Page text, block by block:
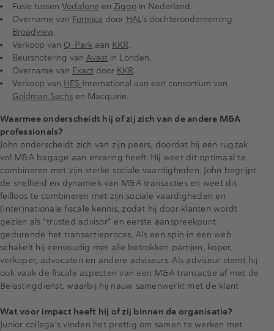
Fusie tussen Vodafone en Ziggo in Nederland.
Overname van Formica door HAL's dochteronderneming
Broadview.
Verkoop van Q-Park aan KKR.
Beursnotering van Avast in Londen.
Overname van Exact door KKR.
Verkoop van HES International aan een consortium van
Goldman Sachs en Macquirie.
Waarmee onderscheidt hij of zij zich van de andere M&A
professionals?
John onderscheidt zich van zijn peers, doordat hij een rugzak
vol M&A bagage aan ervaring heeft. Hij weet dit optimaal te
combineren met zijn sterke sociale vaardigheden. John begrijpt
de snelheid en dynamiek van M&A transacties en weet dit
feilloos te combineren met zijn sociale vaardigheden en
(inter)nationale fiscale kennis, zodat hij door klanten wordt
gezien als "trusted advisor" en eerste aanspreekpunt
gedurende het transactieproces. Als een spin in een web
schakelt hij eenvoudig met alle betrokken partijen, koper,
verkoper, advocaten en andere adviseurs. Als adviseur stemt hij
ook vaak de fiscale aspecten van een M&A transactie af met de
Belastingdienst, waarbij hij nauw samenwerkt met de klant
Wat voor impact heeft hij of zij binnen de organisatie?
Junior collega's vinden het prettig om samen te werken met